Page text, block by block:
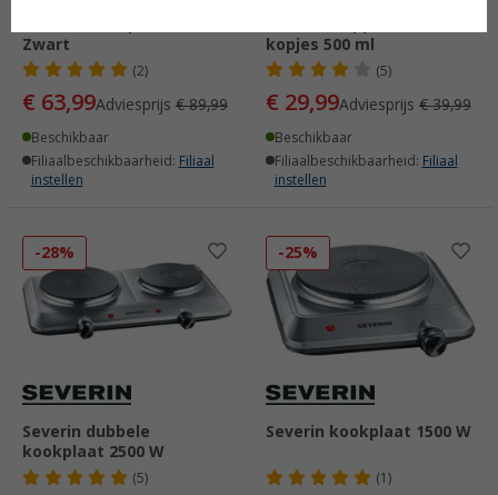
Zwart
(2)
€ 63,99Adviesprijs € 89,99
Beschikbaar
Filiaalbeschikbaarheid: Filiaal
instellen
Kompakte
kopjes 500 ml
(5)
€ 29,99Adviesprijs € 39,99
Beschikbaar
Filiaalbeschikbaarheid: Filiaal
instellen
-28%
Severin dubbele
kookplaat 2500 W
(5)
-25%
Severin kookplaat 1500 W
(1)